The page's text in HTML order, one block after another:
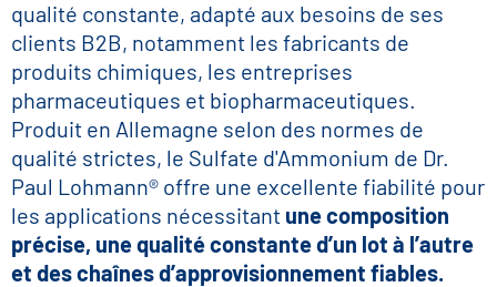
qualité constante, adapté aux besoins de ses
clients B2B, notamment les fabricants de
produits chimiques, les entreprises
pharmaceutiques et biopharmaceutiques.
Produit en Allemagne selon des normes de
qualité strictes, le Sulfate d'Ammonium de Dr.
Paul Lohmann® offre une excellente fiabilité pour
les applications nécessitant une composition
précise, une qualité constante d’un lot à l’autre
et des chaînes d’approvisionnement fiables.